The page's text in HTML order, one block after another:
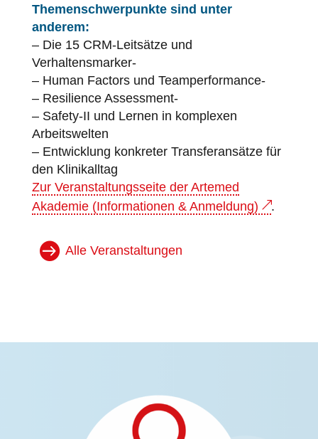
Themenschwerpunkte sind unter
anderem:
– Die 15 CRM-Leitsätze und
Verhaltensmarker-
– Human Factors und Teamperformance-
– Resilience Assessment-
– Safety-II und Lernen in komplexen
Arbeitswelten
– Entwicklung konkreter Transferansätze für
den Klinikalltag
Zur Veranstaltungsseite der Artemed
Akademie (Informationen & Anmeldung)
.
Alle Veranstaltungen